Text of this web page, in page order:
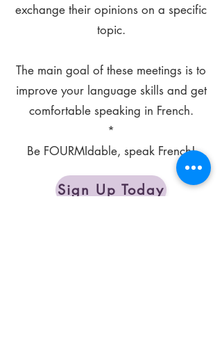
exchange their opinions on a specific
topic.
The main goal of these meetings is to
improve your language skills and get
comfortable speaking in French.
*
Be FOURMIdable, speak French!
Sign Up Today